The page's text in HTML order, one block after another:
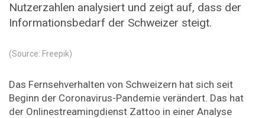
Nutzerzahlen analysiert und zeigt auf, dass der
Informationsbedarf der Schweizer steigt.
(Source: Freepik)
Das Fernsehverhalten von Schweizern hat sich seit
Beginn der Coronavirus-Pandemie verändert. Das hat
der Onlinestreamingdienst Zattoo in einer Analyse